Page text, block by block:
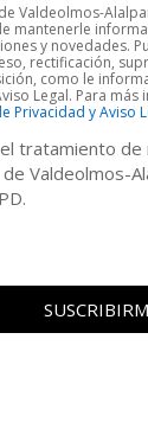
Valdeolmos-
mantenerle
y novedades.
rectificación,
como le
Legal. Para
Privacidad y Aviso
tratamiento
Valdeolmos-